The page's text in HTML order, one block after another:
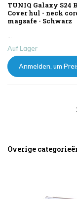
TUNIQ Galaxy S24
Cover hul - neck
magsafe - Schwarz
...
Auf Lager
Anmelden, um
Overige